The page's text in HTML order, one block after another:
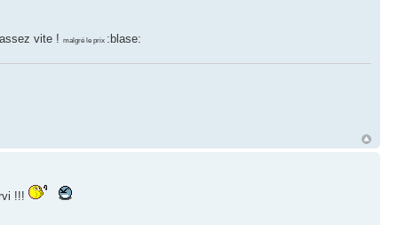
assez vite !malgré le prix :blase:
!!!